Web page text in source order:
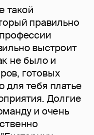
такой
правильно
выстроит
не было и
готовых
для тебя платье
Долгие
и очень